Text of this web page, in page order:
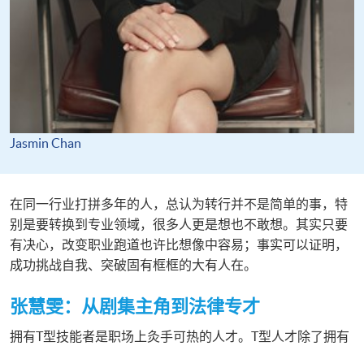
Jasmin Chan
在同一行业打拼多年的人，总认为转行并不是简单的事，特
别是要转换到专业领域，很多人更是想也不敢想。其实只要
有决心，改变职业跑道也许比想像中容易；事实可以证明，
成功挑战自我、突破固有框框的大有人在。
张慧雯：从剧集主角到法律专才
拥有T型技能者是职场上灸手可热的人才。T型人才除了拥有